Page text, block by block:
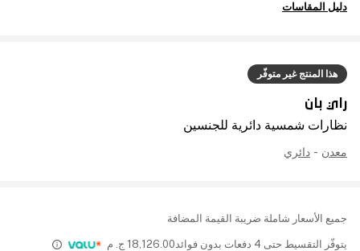
هذا المنتج غير متوفّر
راي بان
نظارات شمسية دائرية للجنسين
معدن - دائري
جميع الأسعار شاملة ضريبة القيمة المضافة
يتوفّر التقسيط حتى 4 دفعات بدون فوائد 18,126.00 ج. م
دليل المقاسات